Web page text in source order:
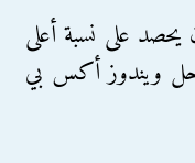
أن يحصد على نسبة أعلى
حل ويندوز أكس بي